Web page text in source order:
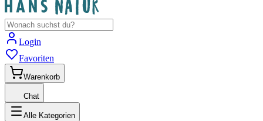
Login
Favoriten
Warenkorb
Chat
Alle Kategorien